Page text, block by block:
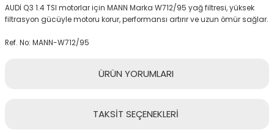
AUDİ Q3 1.4 TSI motorlar için MANN Marka W712/95 yağ filtresi, yüksek
filtrasyon gücüyle motoru korur, performansı artırır ve uzun ömür sağlar.
Ref. No: MANN-W712/95
ÜRÜN YORUMLARI
TAKSİT SEÇENEKLERİ